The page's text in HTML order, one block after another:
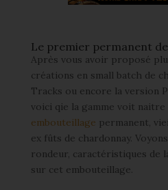
Le premier permanent
Après vous avoir proposé
créations en small batch de
Tracks ou encore la version
voici qie la gamme voit
embouteillage permanent,
ex fûts de chardonnay.
rondeur, caractéristiques de
sur cet embouteillage.